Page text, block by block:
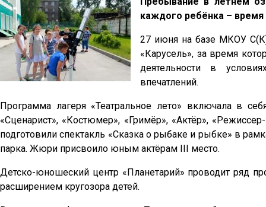
каждого ребёнка –
27 июня на базе МКОУ
«Карусель», за время
деятельности в
впечатлений.
Программа лагеря «Театральное лето» включала в
«Сценарист», «Костюмер», «Гримёр», «Актёр»,
подготовили спектакль «Сказка о рыбаке и рыбке» в
парка. Жюри присвоило юным актёрам III место.
Детско-юношеский центр «Планетарий» проводит ряд
расширением кругозора детей.